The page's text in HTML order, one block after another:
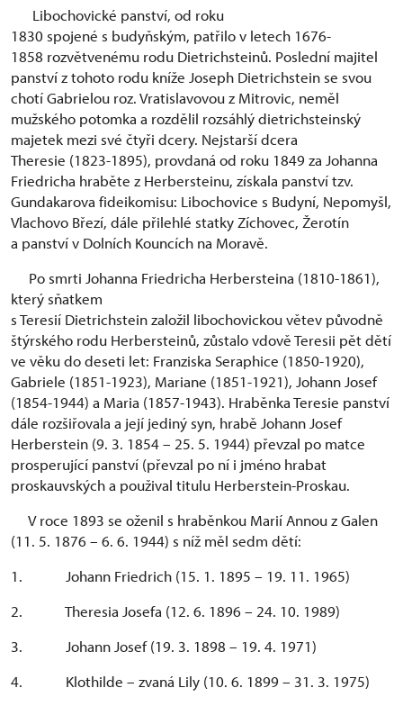
Libochovické panství, od roku
1830 spojené s budyňským, patřilo v letech 1676-
1858 rozvětvenému rodu Dietrichsteinů. Poslední majitel
panství z tohoto rodu kníže Joseph Dietrichstein se svou
chotí Gabrielou roz. Vratislavovou z Mitrovic, neměl
mužského potomka a rozdělil rozsáhlý dietrichsteinský
majetek mezi své čtyři dcery. Nejstarší dcera
Theresie (1823-1895), provdaná od roku 1849 za Johanna
Friedricha hraběte z Herbersteinu, získala panství tzv.
Gundakarova fideikomisu: Libochovice s Budyní, Nepomyšl,
Vlachovo Březí, dále přilehlé statky Zíchovec, Žerotín
a panství v Dolních Kouncích na Moravě.
Po smrti Johanna Friedricha Herbersteina (1810-1861),
který sňatkem
s Teresií Dietrichstein založil libochovickou větev původně
štýrského rodu Herbersteinů, zůstalo vdově Teresii pět dětí
ve věku do deseti let: Franziska Seraphice (1850-1920),
Gabriele (1851-1923), Mariane (1851-1921), Johann Josef
(1854-1944) a Maria (1857-1943). Hraběnka Teresie panství
dále rozšiřovala a její jediný syn, hrabě Johann Josef
Herberstein (9. 3. 1854 – 25. 5. 1944) převzal po matce
prosperující panství (převzal po ní i jméno hrabat
proskauvských a použival titulu Herberstein-Proskau.
V roce 1893 se oženil s hraběnkou Marií Annou z Galen
(11. 5. 1876 – 6. 6. 1944) s níž měl sedm dětí:
1. Johann Friedrich (15. 1. 1895 – 19. 11. 1965)
2. Theresia Josefa (12. 6. 1896 – 24. 10. 1989)
3. Johann Josef (19. 3. 1898 – 19. 4. 1971)
4. Klothilde – zvaná Lily (10. 6. 1899 – 31. 3. 1975)